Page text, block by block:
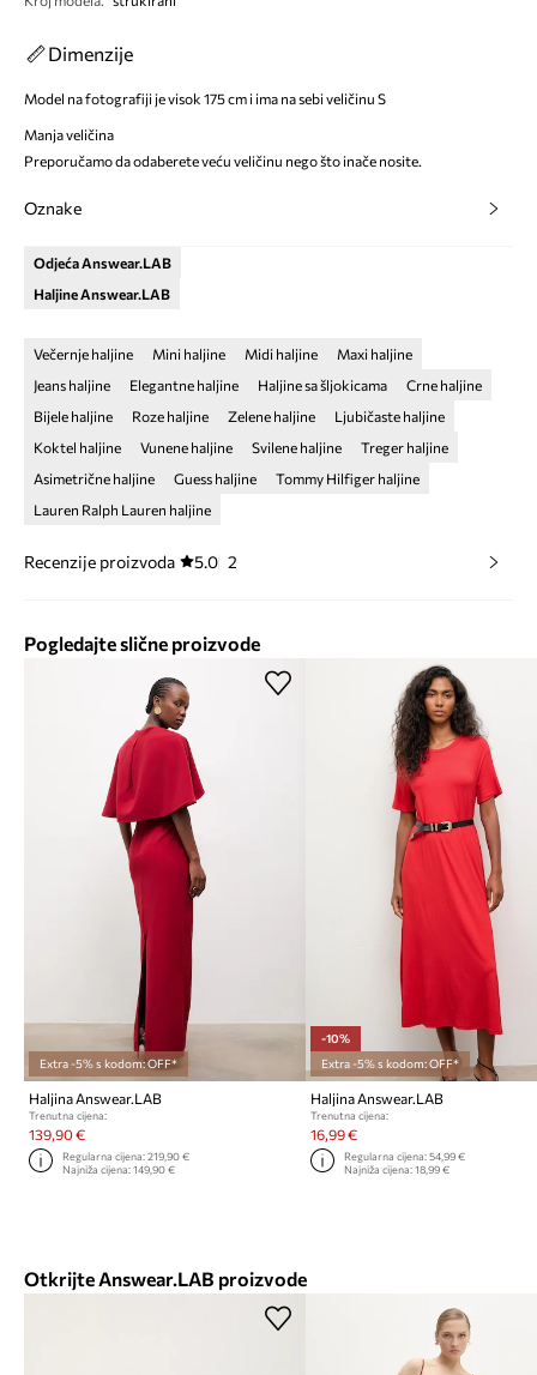
Dimenzije
Model na fotografiji je visok 175 cm i ima na sebi veličinu S
Manja veličina
Preporučamo da odaberete veću veličinu nego što inače nosite.
Oznake
Odjeća Answear.LAB
Haljine Answear.LAB
Večernje haljine Mini haljine Midi haljine
Maxi haljine
Jeans haljine
Elegantne haljine Haljine sa šljokicama
Crne haljine
Bijele haljine
Roze haljine Zelene haljine
Ljubičaste haljine
Koktel haljine
Vunene haljine Svilene haljine
Treger haljine
Asimetrične haljine
Guess haljine
Tommy Hilfiger haljine
Lauren Ralph Lauren haljine
Recenzije proizvoda 5.0 2
Pogledajte slične proizvode
Extra -5% s kodom: OFF*
Haljina Answear.LAB
Trenutna cijena:
139,90 €
Regularna cijena:219,90 €
Najniža cijena:149,90 €
-10%
Extra -5% s kodom: OFF*
Haljina Answear.LAB
Trenutna cijena:
16,99 €
Regularna cijena: 54,99 €
Najniža cijena: 18,99 €
Otkrijte Answear.LAB proizvode